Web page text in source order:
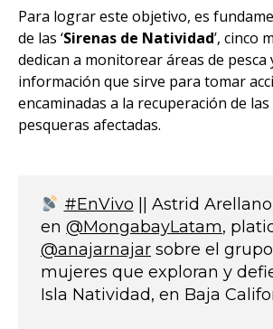
Para lograr este objetivo, es
de las ‘Sirenas de Natividad’, cinco
dedican a monitorear áreas de pesca
información que sirve para tomar
encaminadas a la recuperación de
pesqueras afectadas.
#EnVivo || Astrid
en @MongabayLatam,
@anajarnajar sobre el
mujeres que exploran y
Isla Natividad, en Baja